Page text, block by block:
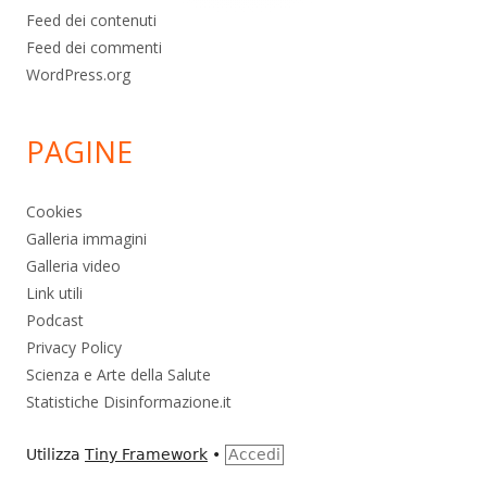
Feed dei contenuti
Feed dei commenti
WordPress.org
PAGINE
Cookies
Galleria immagini
Galleria video
Link utili
Podcast
Privacy Policy
Scienza e Arte della Salute
Statistiche Disinformazione.it
Utilizza Tiny Framework • Accedi